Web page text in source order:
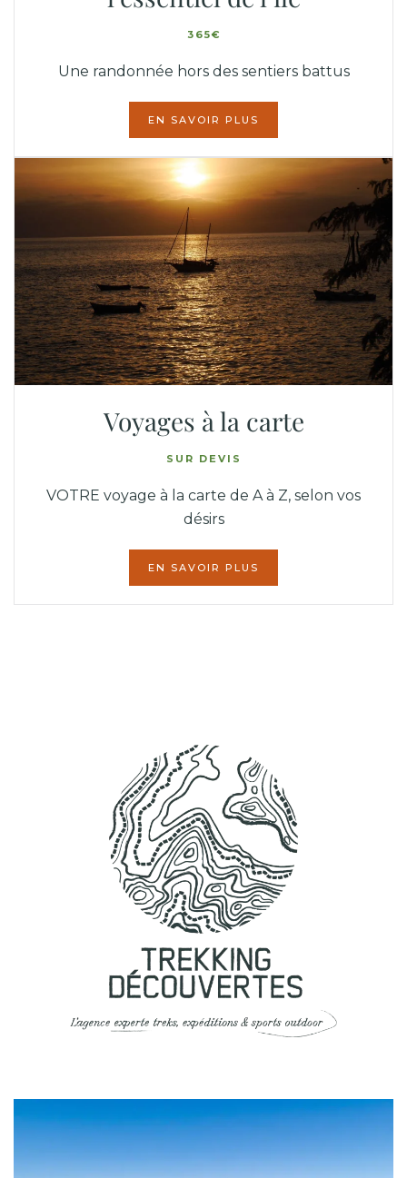
365€
Une randonnée hors des sentiers battus
EN SAVOIR PLUS
Voyages à la carte
SUR DEVIS
VOTRE voyage à la carte de A à Z, selon vos
désirs
EN SAVOIR PLUS